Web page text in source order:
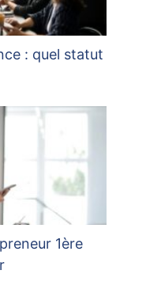
: quel statut
1ère